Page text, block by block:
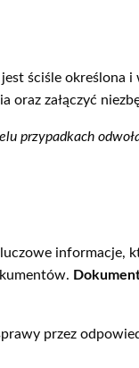
ściśle określona
załączyć
przypadkach
informacje,
przez